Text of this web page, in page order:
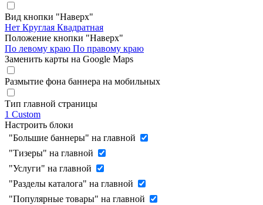
Вид кнопки "Наверх"
Нет Круглая Квадратная
Положение кнопки "Наверх"
По левому краю По правому краю
Заменить карты на Google Maps
Размытие фона баннера на мобильных
Тип главной страницы
1 Custom
Настроить блоки
"Большие баннеры" на главной
"Тизеры" на главной
"Услуги" на главной
"Разделы каталога" на главной
"Популярные товары" на главной